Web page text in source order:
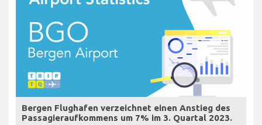
Bergen Flughafen verzeichnet einen Anstieg des
Passagieraufkommens um 7% im 3. Quartal 2023.